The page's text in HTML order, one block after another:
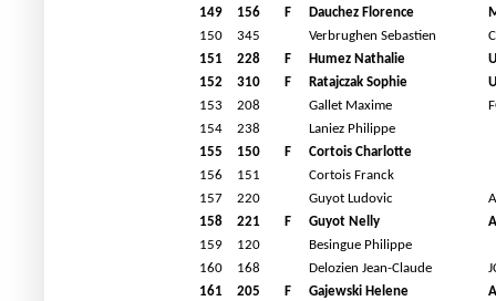
149 156 F Dauchez Florence
150
345 Verbrughen Sebastien
151
228 F Humez Nathalie
152
310 F Ratajczak Sophie
153
208 Gallet Maxime
154
238
Laniez Philippe
155
150 F
Cortois Charlotte
156
151
Cortois Franck
157
220 Guyot Ludovic
158
221 F Guyot Nelly
159
120
Besingue Philippe
160
168 Delozien Jean-Claude
161
205 F Gajewski Helene